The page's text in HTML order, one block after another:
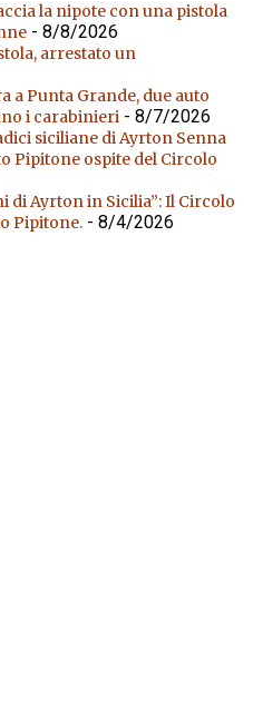
la nipote con una pistola
- 8/8/2026
arrestato un
a Punta Grande, due auto
i carabinieri - 8/7/2026
siciliane di Ayrton Senna
Pipitone ospite del Circolo
di Ayrton in Sicilia”: Il Circolo
Pipitone. - 8/4/2026